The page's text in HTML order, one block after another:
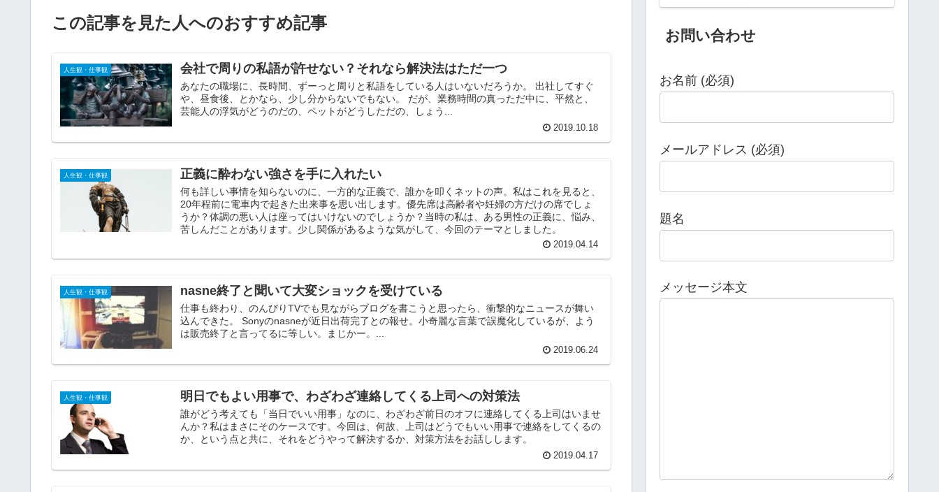
この記事を見た人へのおすすめ記事
人生観・仕事観 会社で周りの私語が許せない？それなら解決法はただ一つ
あなたの職場に、長時間、ずーっと周りと私語をしている人はいないだろうか。 出社してすぐ
や、昼食後、とかなら、少し分からないでもない。 だが、業務時間の真っただ中に、平然と、
芸能人の浮気がどうのだの、ペットがどうしただの、しょう...
2019.10.18
人生観・仕事観 正義に酔わない強さを手に入れたい
何も詳しい事情を知らないのに、一方的な正義で、誰かを叩くネットの声。私はこれを見ると、
20年程前に電車内で起きた出来事を思い出します。優先席は高齢者や妊婦の方だけの席でしょ
うか？体調の悪い人は座ってはいけないのでしょうか？当時の私は、ある男性の正義に、悩み、
苦しんだことがあります。少し関係があるような気がして、今回のテーマとしました。
2019.04.14
人生観・仕事観 nasne終了と聞いて大変ショックを受けている
仕事も終わり、のんびりTVでも見ながらブログを書こうと思ったら、衝撃的なニュースが舞い
込んできた。 Sonyのnasneが近日出荷完了との報せ。小奇麗な言葉で誤魔化しているが、よう
は販売終了と言ってるに等しい。まじかー。...
2019.06.24
人生観・仕事観 明日でもよい用事で、わざわざ連絡してくる上司への対策法
誰がどう考えても「当日でいい用事」なのに、わざわざ前日のオフに連絡してくる上司はいませ
んか？私はまさにそのケースです。今回は、何故、上司はどうでもいい用事で連絡をしてくるの
か、という点と共に、それをどうやって解決するか、対策方法をお話しします。
2019.04.17
お問い合わせ
お名前 (必須)
メールアドレス (必須)
題名
メッセージ本文